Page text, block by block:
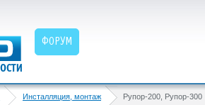
ФОРУМ
Инсталляция, монтаж Рупор-200, Рупор-300